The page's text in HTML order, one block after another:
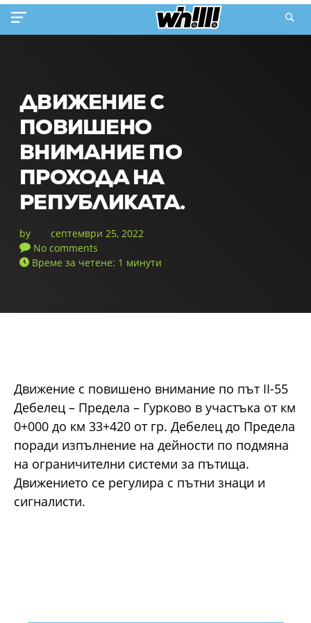
ДВИЖЕНИЕ С
ПОВИШЕНО
ВНИМАНИЕ ПО
ПРОХОДА НА
РЕПУБЛИКАТА.
by
септември 25, 2022
No comments
Време за четене: 1 минути
Движение с повишено внимание по път II-55
Дебелец – Предела – Гурково в участъка от км
0+000 до км 33+420 от гр. Дебелец до Предела
поради изпълнение на дейности по подмяна
на ограничителни системи за пътища.
Движението се регулира с пътни знаци и
сигналисти.